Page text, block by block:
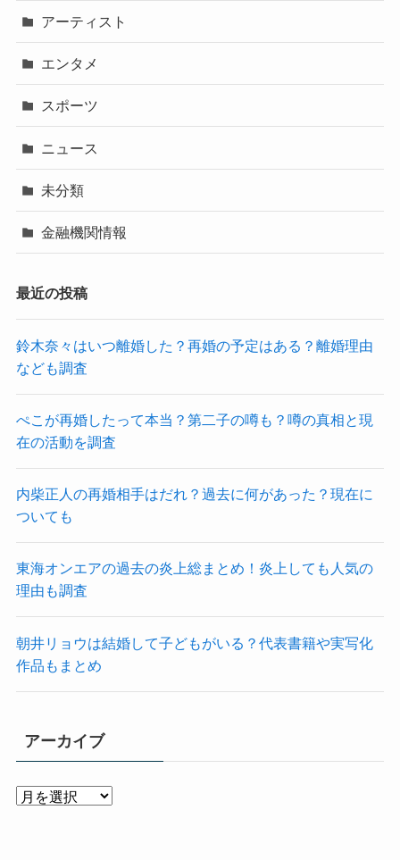
アーティスト
エンタメ
スポーツ
ニュース
未分類
金融機関情報
最近の投稿
鈴木奈々はいつ離婚した？再婚の予定はある？離婚理由
なども調査
ぺこが再婚したって本当？第二子の噂も？噂の真相と現
在の活動を調査
内柴正人の再婚相手はだれ？過去に何があった？現在に
ついても
東海オンエアの過去の炎上総まとめ！炎上しても人気の
理由も調査
朝井リョウは結婚して子どもがいる？代表書籍や実写化
作品もまとめ
アーカイブ
ア